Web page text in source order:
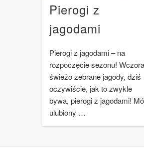
Pierogi z
jagodami
Pierogi z jagodami – na
rozpoczęcie sezonu!
świeżo zebrane jagody, dziś
oczywiście, jak to zwykle
bywa, pierogi z jagodami!
ulubiony …